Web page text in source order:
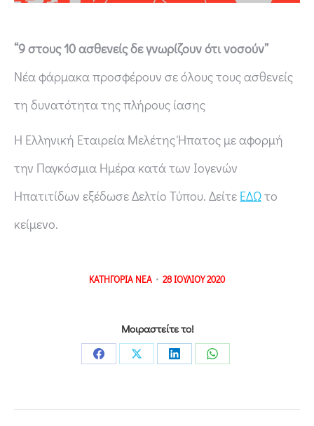
“9 στους 10 ασθενείς δε γνωρίζουν ότι νοσούν”
Νέα φάρμακα προσφέρουν σε όλους τους ασθενείς
τη δυνατότητα της πλήρους ίασης
Η Ελληνική Εταιρεία Μελέτης Ήπατος με αφορμή
την Παγκόσμια Ημέρα κατά των Ιογενών
Ηπατιτίδων εξέδωσε Δελτίο Τύπου. Δείτε ΕΔΩτο
κείμενο.
ΚΑΤΗΓΟΡΙΑ ΝΕΑ 28 ΙΟΥΛΙΟΥ 2020
Μοιραστείτε το!